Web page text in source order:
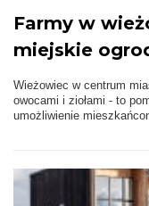
Farmy w
miejskie
Wieżowiec w centrum
owocami i ziołami - to
umożliwienie